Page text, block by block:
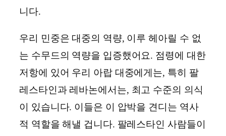
니다.
우리 민중은 대중의 역량, 이루 헤아릴 수 없
는 수무드의 역량을 입증했어요. 점령에 대한
저항에 있어 우리 아랍 대중에게는, 특히 팔
레스타인과 레바논에서는, 최고 수준의 의식
이 있습니다. 이들은 이 압박을 견디는 역사
적 역할을 해낼 겁니다. 팔레스타인 사람들이